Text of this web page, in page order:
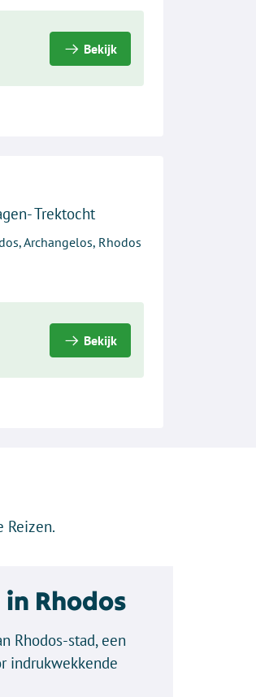
Bekijk
Trektocht
Archangelos, Rhodos
Bekijk
Reizen.
Rhodos
Rhodos-stad, een
indrukwekkende